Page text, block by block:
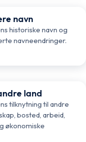
navn
historiske navn og
navneendringer.
land
tilknytning til andre
bosted, arbeid,
økonomiske